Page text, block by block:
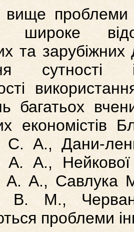
вище проблеми
широке
та
сутності
багатьох
С. А., Дани-
А. А.,
A. A., Савлука
В. М.,
проблеми